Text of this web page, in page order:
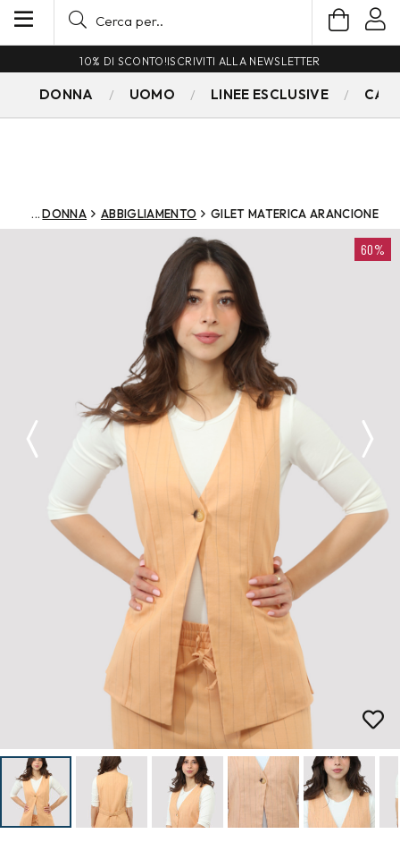
10% DI SCONTO!ISCRIVITI ALLA NEWSLETTER
DONNA UOMO LINEE ESCLUSIVE
DONNA ABBIGLIAMENTO GILET MATERICA ARANCIONE
60%